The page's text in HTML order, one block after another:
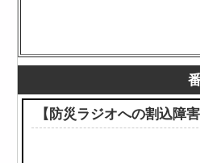
【防災ラジオへの割込障